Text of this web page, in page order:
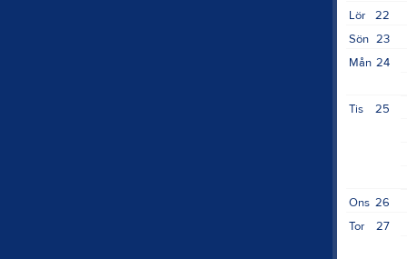
22
Lör
23
Sön
24
Mån
25
Tis
26
Ons
27
Tor